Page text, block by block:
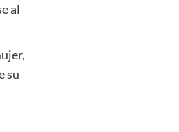
al
su